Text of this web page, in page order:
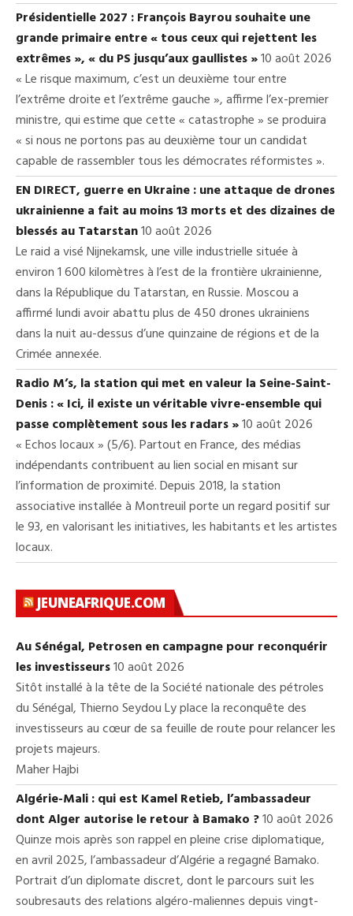
Présidentielle 2027 : François Bayrou souhaite une
grande primaire entre « tous ceux qui rejettent les
extrêmes », « du PS jusqu’aux gaullistes »10 août 2026
« Le risque maximum, c’est un deuxième tour entre
l’extrême droite et l’extrême gauche », affirme l’ex-premier
ministre, qui estime que cette « catastrophe » se produira
« si nous ne portons pas au deuxième tour un candidat
capable de rassembler tous les démocrates réformistes ».
EN DIRECT, guerre en Ukraine : une attaque de drones
ukrainienne a fait au moins 13 morts et des dizaines de
blessés au Tatarstan10 août 2026
Le raid a visé Nijnekamsk, une ville industrielle située à
environ 1 600 kilomètres à l’est de la frontière ukrainienne,
dans la République du Tatarstan, en Russie. Moscou a
affirmé lundi avoir abattu plus de 450 drones ukrainiens
dans la nuit au-dessus d’une quinzaine de régions et de la
Crimée annexée.
Radio M’s, la station qui met en valeur la Seine-Saint-
Denis : « Ici, il existe un véritable vivre-ensemble qui
passe complètement sous les radars »10 août 2026
« Echos locaux » (5/6). Partout en France, des médias
indépendants contribuent au lien social en misant sur
l’information de proximité. Depuis 2018, la station
associative installée à Montreuil porte un regard positif sur
le 93, en valorisant les initiatives, les habitants et les artistes
locaux.
JEUNEAFRIQUE.COM
Au Sénégal, Petrosen en campagne pour reconquérir
les investisseurs10 août 2026
Sitôt installé à la tête de la Société nationale des pétroles
du Sénégal, Thierno Seydou Ly place la reconquête des
investisseurs au cœur de sa feuille de route pour relancer les
projets majeurs.
Maher Hajbi
Algérie-Mali : qui est Kamel Retieb, l’ambassadeur
dont Alger autorise le retour à Bamako ?10 août 2026
Quinze mois après son rappel en pleine crise diplomatique,
en avril 2025, l’ambassadeur d’Algérie a regagné Bamako.
Portrait d’un diplomate discret, dont le parcours suit les
soubresauts des relations algéro-maliennes depuis vingt-